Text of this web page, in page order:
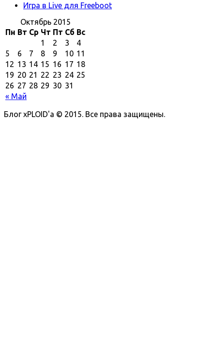
Игра в Live для Freeboot
Октябрь 2015
Пн Вт Ср Чт Пт Сб Вс
« Май
1 2 3
4
5
6 7 8 9 10 11
12 13 14 15 16 17 18
19 20 21 22 23 24 25
26 27 28 29 30 31
Блог xPLOID'a © 2015. Все права защищены.